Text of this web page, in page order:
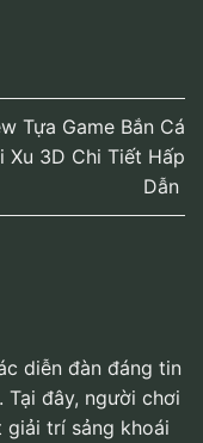
Tựa Game Bắn Cá
Xu 3D Chi Tiết Hấp
Dẫn
diễn đàn đáng tin
Tại đây, người chơi
giải trí sảng khoái